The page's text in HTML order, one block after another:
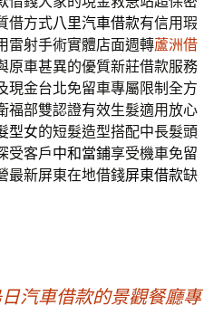
借方式八里汽車借款有信用瑕
雷射手術實體店面週轉蘆洲借
原車甚異的優質新莊借款服務
現金台北免留車專屬限制全方
福部雙認證有效生髮適用放心
型女的短髮造型搭配中長髮頭
受客戶中和當鋪享受機車免留
最新屏東在地借錢屏東借款缺
汽車借款的景觀餐廳專